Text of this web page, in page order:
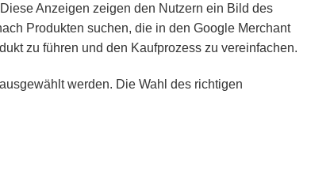
Anzeigen zeigen den Nutzern ein Bild des
Produkten suchen, die in den Google Merchant
zu führen und den Kaufprozess zu vereinfachen.
werden. Die Wahl des richtigen